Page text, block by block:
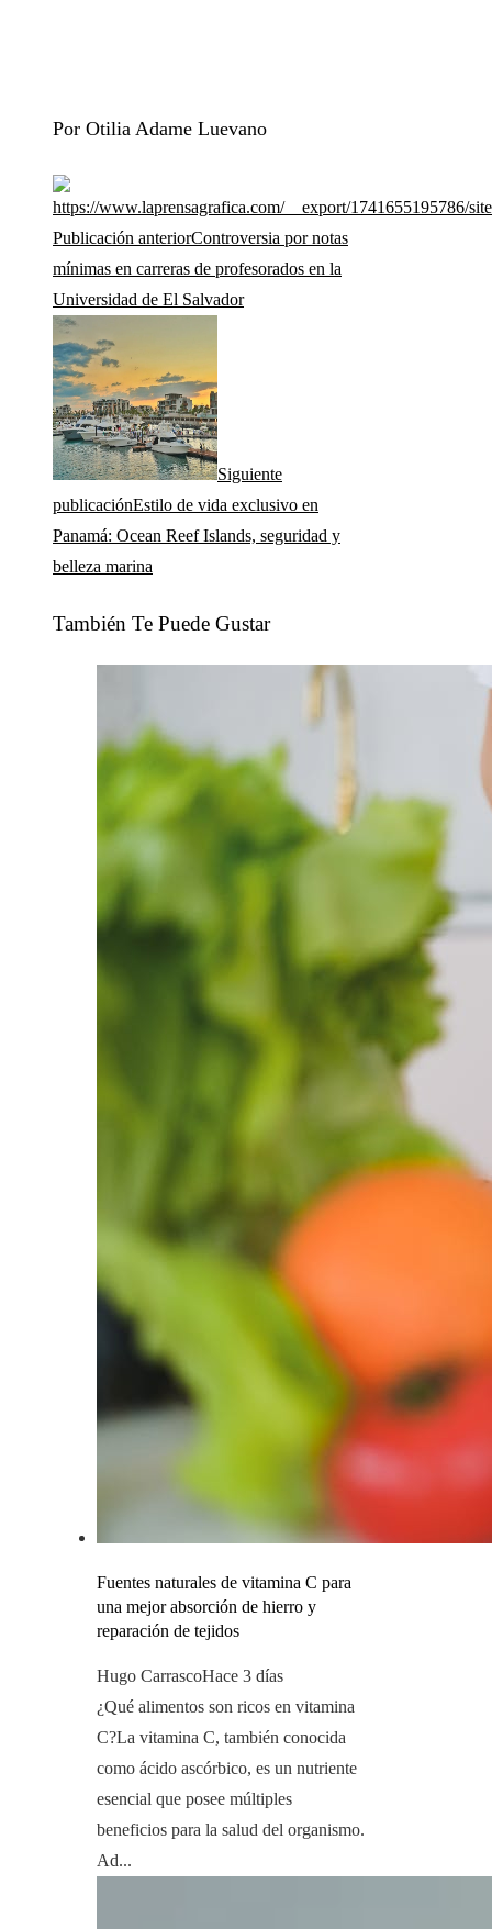
Por Otilia Adame Luevano
Publicación anteriorControversia por notas
mínimas en carreras de profesorados en la
Universidad de El Salvador
Siguiente
publicaciónEstilo de vida exclusivo en
Panamá: Ocean Reef Islands, seguridad y
belleza marina
También Te Puede Gustar
Fuentes naturales de vitamina C para
una mejor absorción de hierro y
reparación de tejidos
Hugo CarrascoHace 3 días
¿Qué alimentos son ricos en vitamina
C?La vitamina C, también conocida
como ácido ascórbico, es un nutriente
esencial que posee múltiples
beneficios para la salud del organismo.
Ad...